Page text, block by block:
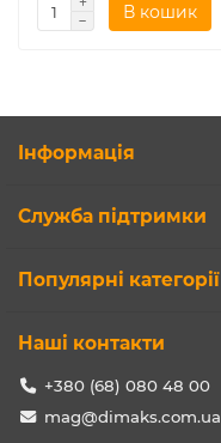
В кошик
Інформація
Служба підтримки
Популярні категорії
Наші контакти
+380 (68) 080 48 00
mag@dimaks.com.ua